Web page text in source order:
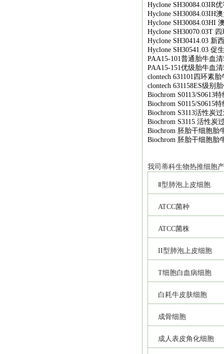
Hyclone SH30084.03IR优
Hyclone SH30084.03IH
Hyclone SH30084.03HI
Hyclone SH30070.03T
Hyclone SH30414.03 新
Hyclone SH30541.03 促
PAA15-101普通胎牛血清
PAA15-151优级胎牛血清
clontech 631101 四环素胎
clontech 631158ES级别
Biochrom S0113/S0613特
Biochrom S0115/S0615特
Biochrom S3113活性炭
Biochrom S3115 活性炭
Biochrom 胚胎干细胞胎
Biochrom 胚胎干细胞胎
我司 蒂科生物热推细胞
Ⅱ型肺泡上皮细胞
ATCC菌种
ATCC菌株
II型肺泡上皮细胞
T细胞白血病细胞
白耗牛皮肤细胞
成骨细胞
成人表皮角化细胞